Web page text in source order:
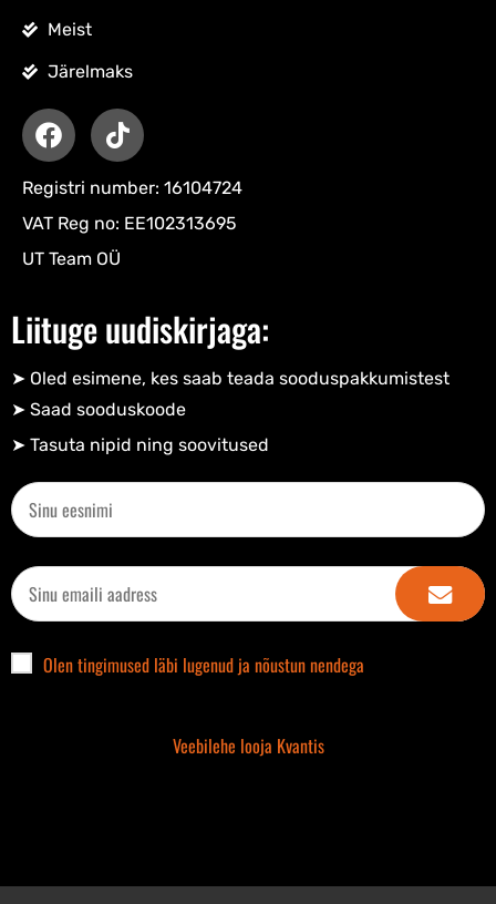
Meist
Järelmaks
Registri number: 16104724
VAT Reg no: EE102313695
UT Team OÜ
Liituge uudiskirjaga:
➤ Oled esimene, kes saab teada sooduspakkumistest
➤ Saad sooduskoode​
➤ Tasuta nipid ning soovitused​
Olen tingimused läbi lugenud ja nõustun nendega
Veebilehe looja Kvantis